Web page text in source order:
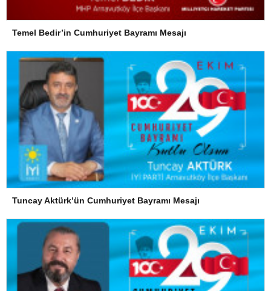
Temel Bedir’in Cumhuriyet Bayramı Mesajı
Tuncay Aktürk’ün Cumhuriyet Bayramı Mesajı